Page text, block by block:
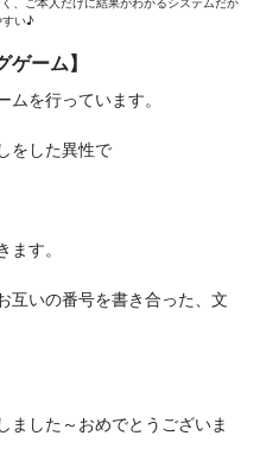
すい♪
ーム】
を行っています。
をした異性で
す。
互いの番号を書き合った、文
ました～おめでとうございま